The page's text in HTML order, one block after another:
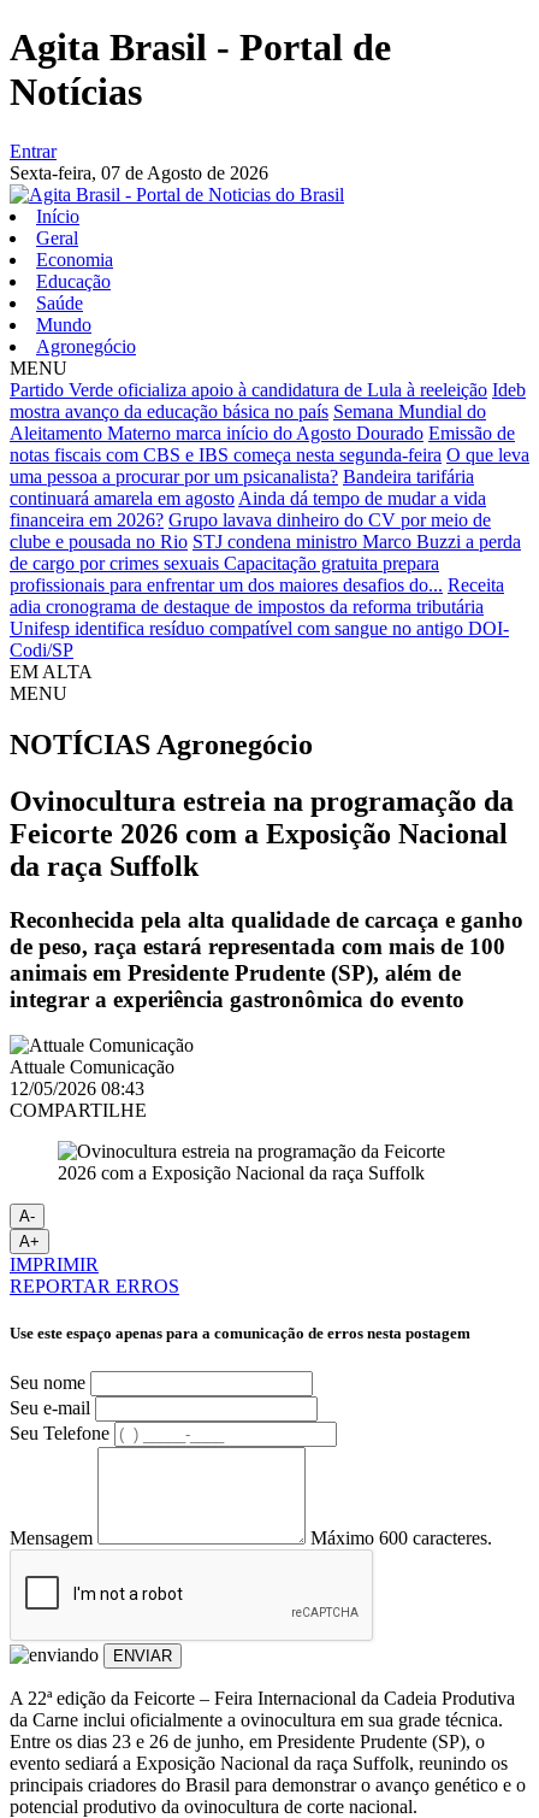
Agita Brasil - Portal de
Notícias
Entrar
Sexta-feira, 07 de Agosto de 2026
Início
Geral
Economia
Educação
Saúde
Mundo
Agronegócio
MENU
Partido Verde oficializa apoio à candidatura de Lula à reeleição Ideb
mostra avanço da educação básica no país Semana Mundial do
Aleitamento Materno marca início do Agosto Dourado Emissão de
notas fiscais com CBS e IBS começa nesta segunda-feira O que leva
uma pessoa a procurar por um psicanalista? Bandeira tarifária
continuará amarela em agosto Ainda dá tempo de mudar a vida
financeira em 2026? Grupo lavava dinheiro do CV por meio de
clube e pousada no Rio STJ condena ministro Marco Buzzi a perda
de cargo por crimes sexuais Capacitação gratuita prepara
profissionais para enfrentar um dos maiores desafios do... Receita
adia cronograma de destaque de impostos da reforma tributária
Unifesp identifica resíduo compatível com sangue no antigo DOI-
Codi/SP
EM ALTA
MENU
NOTÍCIAS Agronegócio
Ovinocultura estreia na programação da
Feicorte 2026 com a Exposição Nacional
da raça Suffolk
Reconhecida pela alta qualidade de carcaça e ganho
de peso, raça estará representada com mais de 100
animais em Presidente Prudente (SP), além de
integrar a experiência gastronômica do evento
Attuale Comunicação
12/05/2026 08:43
COMPARTILHE
A-
A+
IMPRIMIR
REPORTAR ERROS
Use este espaço apenas para a comunicação de erros nesta postagem
Seu nome
Seu e-mail
Seu Telefone
Mensagem Máximo 600 caracteres.
ENVIAR
A 22ª edição da Feicorte – Feira Internacional da Cadeia Produtiva
da Carne inclui oficialmente a ovinocultura em sua grade técnica.
Entre os dias 23 e 26 de junho, em Presidente Prudente (SP), o
evento sediará a Exposição Nacional da raça Suffolk, reunindo os
principais criadores do Brasil para demonstrar o avanço genético e o
potencial produtivo da ovinocultura de corte nacional.